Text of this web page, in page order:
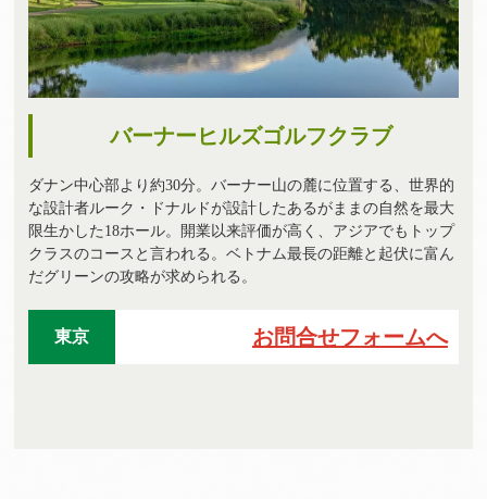
バーナーヒルズゴルフクラブ
ダナン中心部より約30分。バーナー山の麓に位置する、世界的
な設計者ルーク・ドナルドが設計したあるがままの自然を最大
限生かした18ホール。開業以来評価が高く、アジアでもトップ
クラスのコースと言われる。ベトナム最長の距離と起伏に富ん
だグリーンの攻略が求められる。
東京 お問合せフォームへ